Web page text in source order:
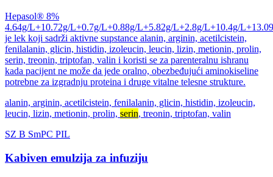
Hepasol® 8%
4.64g/L+10.72g/L+0.7g/L+0.88g/L+5.82g/L+2.8g/L+10.4g/
je lek koji sadrži aktivne supstance alanin, arginin, acetilcistein,
fenilalanin, glicin, histidin, izoleucin, leucin, lizin, metionin, prolin,
serin, treonin, triptofan, valin i koristi se za parenteralnu ishranu
kada pacijent ne može da jede oralno, obezbeđujući aminokiseline
potrebne za izgradnju proteina i druge vitalne telesne strukture.
alanin, arginin, acetilcistein, fenilalanin, glicin, histidin, izoleucin,
leucin, lizin, metionin, prolin, serin, treonin, triptofan, valin
SZ B SmPC PIL
Kabiven emulzija za infuziju